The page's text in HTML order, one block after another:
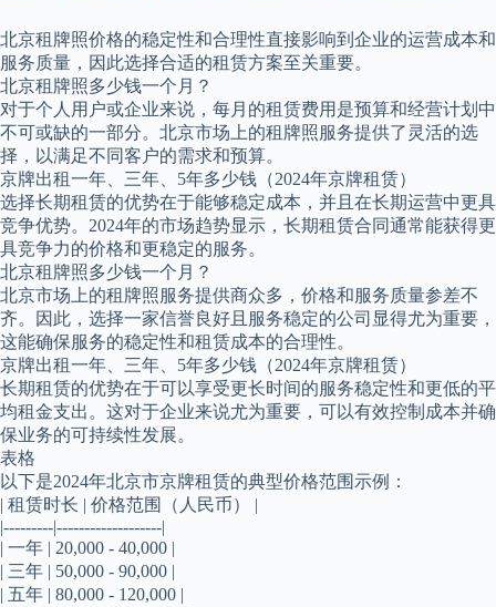
北京租牌照价格的稳定性和合理性直接影响到企业的运营成本和
服务质量，因此选择合适的租赁方案至关重要。
北京租牌照多少钱一个月？
对于个人用户或企业来说，每月的租赁费用是预算和经营计划中
不可或缺的一部分。北京市场上的租牌照服务提供了灵活的选
择，以满足不同客户的需求和预算。
京牌出租一年、三年、5年多少钱（2024年京牌租赁）
选择长期租赁的优势在于能够稳定成本，并且在长期运营中更具
竞争优势。2024年的市场趋势显示，长期租赁合同通常能获得更
具竞争力的价格和更稳定的服务。
北京租牌照多少钱一个月？
北京市场上的租牌照服务提供商众多，价格和服务质量参差不
齐。因此，选择一家信誉良好且服务稳定的公司显得尤为重要，
这能确保服务的稳定性和租赁成本的合理性。
京牌出租一年、三年、5年多少钱（2024年京牌租赁）
长期租赁的优势在于可以享受更长时间的服务稳定性和更低的平
均租金支出。这对于企业来说尤为重要，可以有效控制成本并确
保业务的可持续性发展。
表格
以下是2024年北京市京牌租赁的典型价格范围示例：
| 租赁时长 | 价格范围（人民币） |
|---------|-------------------|
| 一年 | 20,000 - 40,000 |
| 三年 | 50,000 - 90,000 |
| 五年 | 80,000 - 120,000 |